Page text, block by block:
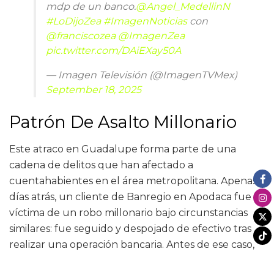
mdp de un banco.@Angel_MedellinN
#LoDijoZea #ImagenNoticiascon
@franciscozea @ImagenZea
pic.twitter.com/DAiEXay50A
— Imagen Televisión (@ImagenTVMex)
September 18, 2025
Patrón De Asalto Millonario
Este atraco en Guadalupe forma parte de una
cadena de delitos que han afectado a
cuentahabientes en el área metropolitana. Apenas
días atrás, un cliente de Banregio en Apodaca fue
víctima de un robo millonario bajo circunstancias
similares: fue seguido y despojado de efectivo tras
realizar una operación bancaria. Antes de ese caso,